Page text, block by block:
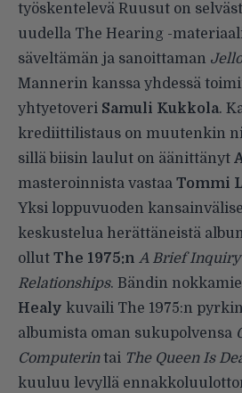
työskentelevä Ruusut on
uudella The Hearing -
säveltämän ja sanoittaman
Mannerin kanssa yhdessä
yhtyetoveri Samuli Kukkola.
krediittilistaus on muutenkin
sillä biisin laulut on äänittänyt
masteroinnista vastaa Tommi
Yksi loppuvuoden
keskustelua herättäneistä
ollut The 1975:n A Brief
Relationships. Bändin
Healy kuvaili The 1975:n
albumista oman sukupolvensa
Computerintai The Queen Is
kuuluu levyllä